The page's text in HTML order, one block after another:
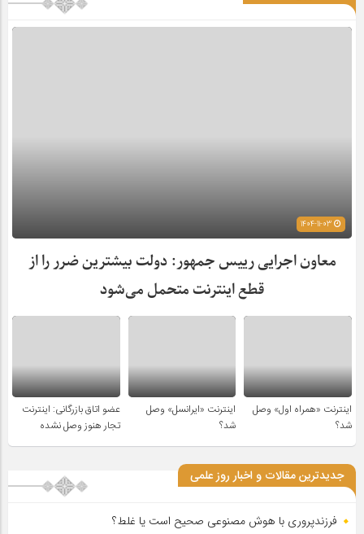
معاون اجرایی رییس جمهور: دولت بیشترین ضرر را از
قطع اینترنت متحمل می‌شود
اینترنت «همراه اول» وصل
شد؟
اینترنت «ایرانسل» وصل
شد؟
عضو اتاق بازرگانی: اینترنت
تجار هنوز وصل نشده
جدیدترین مقالات و اخبار روز علمی
فرزندپروری با هوش مصنوعی صحیح است یا غلط؟